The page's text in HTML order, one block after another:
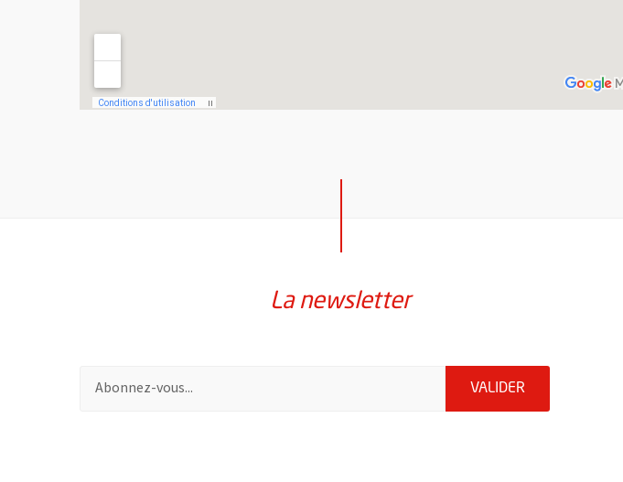
La newsletter
Pour vous inscrire à la lettre d'information de la ville d'Angers, indiquez votre email
VALIDER ENVOYER MA